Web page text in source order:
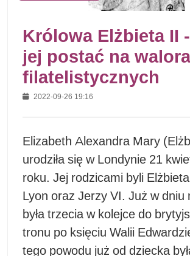
Królowa Elżbieta II
jej postać na
filatelistycznych
2022-09-26 19:16
Elizabeth Alexandra Mary
urodziła się w Londynie 21
roku. Jej rodzicami byli
Lyon oraz Jerzy VI. Już w dniu
była trzecia w kolejce do
tronu po księciu Walii
tego powodu już od dziecka